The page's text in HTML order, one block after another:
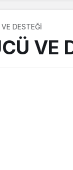
DESTEĞİ
VE